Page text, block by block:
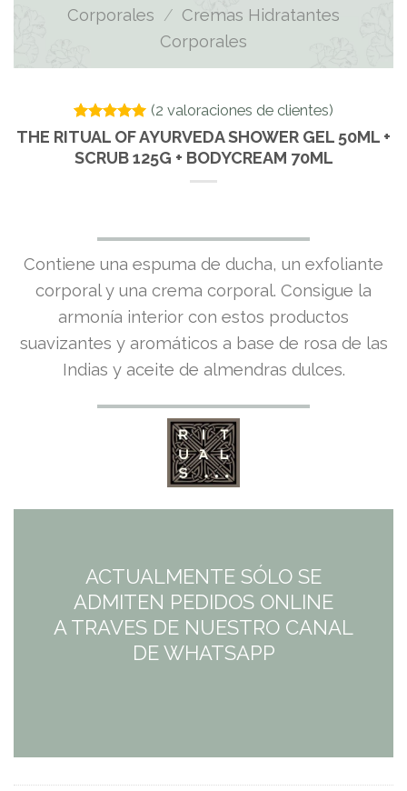
Corporales / Cremas Hidratantes
Corporales
Valorado
con5.00
de 5 en
2
(2 valoraciones de clientes)
THE RITUAL OF AYURVEDA SHOWER GEL 50ML +
SCRUB 125G + BODYCREAM 70ML
El
precio
original
era:
19,90€.
El
precio
actual
es:
19,90€.
Contiene una espuma de ducha, un exfoliante
corporal y una crema corporal. Consigue la
armonía interior con estos productos
suavizantes y aromáticos a base de rosa de las
Indias y aceite de almendras dulces.
ACTUALMENTE SÓLO SE
ADMITEN PEDIDOS ONLINE
A TRAVES DE NUESTRO CANAL
DE WHATSAPP